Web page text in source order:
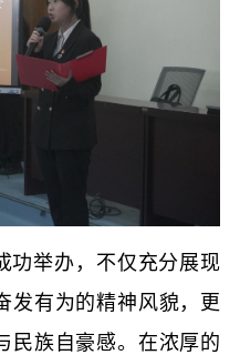
功举办，不仅充分展现
发有为的精神风貌，更
民族自豪感。在浓厚的